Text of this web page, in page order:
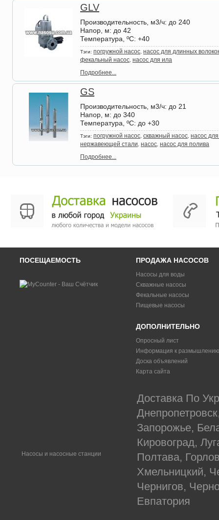
GLV
Производительность, м3/ч: до 240
Напор, м: до 42
Температура, ºС: +40
Тэги: погружной насос насос для длинных
фекальный насос насос для ила
Подробнее...
GS
Производительность, м3/ч: до 21
Напор, м: до 340
Температура, ºС: до +30
Тэги: погружной насос скважный насос насос
нержавеющей стали насос насос для полива
Подробнее...
ПОСЕЩАЕМОСТЬ ПРОДАЖА НАСОСОВ
Насосы для воды
Скважные насосы
Фекальные насосы
Пищевые насосы
ДОПОЛНИТЕЛЬНО
Опросный лист
Информация к размышлению
Доска объявлений
Карта сайта
Насосы и насосные станции
Доставка По
Запорожье,
Кировоград,
Полтава,
Хмельницкий,
Чернигов,
Евпатория